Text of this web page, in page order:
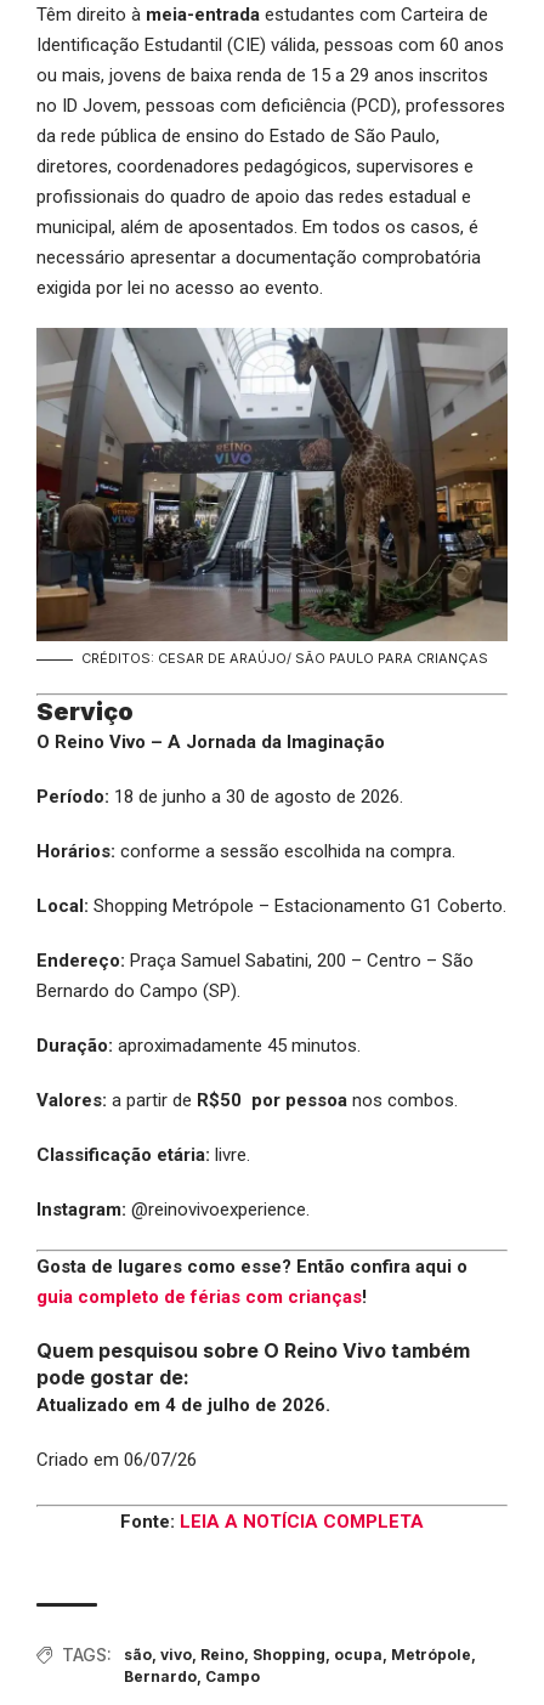
Têm direito à meia-entrada estudantes com Carteira de
Identificação Estudantil (CIE) válida, pessoas com 60 anos
ou mais, jovens de baixa renda de 15 a 29 anos inscritos
no ID Jovem, pessoas com deficiência (PCD), professores
da rede pública de ensino do Estado de São Paulo,
diretores, coordenadores pedagógicos, supervisores e
profissionais do quadro de apoio das redes estadual e
municipal, além de aposentados. Em todos os casos, é
necessário apresentar a documentação comprobatória
exigida por lei no acesso ao evento.
CRÉDITOS: CESAR DE ARAÚJO/ SÃO PAULO PARA CRIANÇAS
Serviço
O Reino Vivo – A Jornada da Imaginação
Período: 18 de junho a 30 de agosto de 2026.
Horários: conforme a sessão escolhida na compra.
Local: Shopping Metrópole – Estacionamento G1 Coberto.
Endereço: Praça Samuel Sabatini, 200 – Centro – São
Bernardo do Campo (SP).
Duração: aproximadamente 45 minutos.
Valores: a partir de R$50 por pessoa nos combos.
Classificação etária: livre.
Instagram: @reinovivoexperience.
Gosta de lugares como esse? Então confira aqui o
guia completo de férias com crianças!
Quem pesquisou sobre O Reino Vivo também
pode gostar de:
Atualizado em 4 de julho de 2026.
Criado em 06/07/26
Fonte: LEIA A NOTÍCIA COMPLETA
TAGS: são, vivo, Reino, Shopping, ocupa, Metrópole,
Bernardo, Campo